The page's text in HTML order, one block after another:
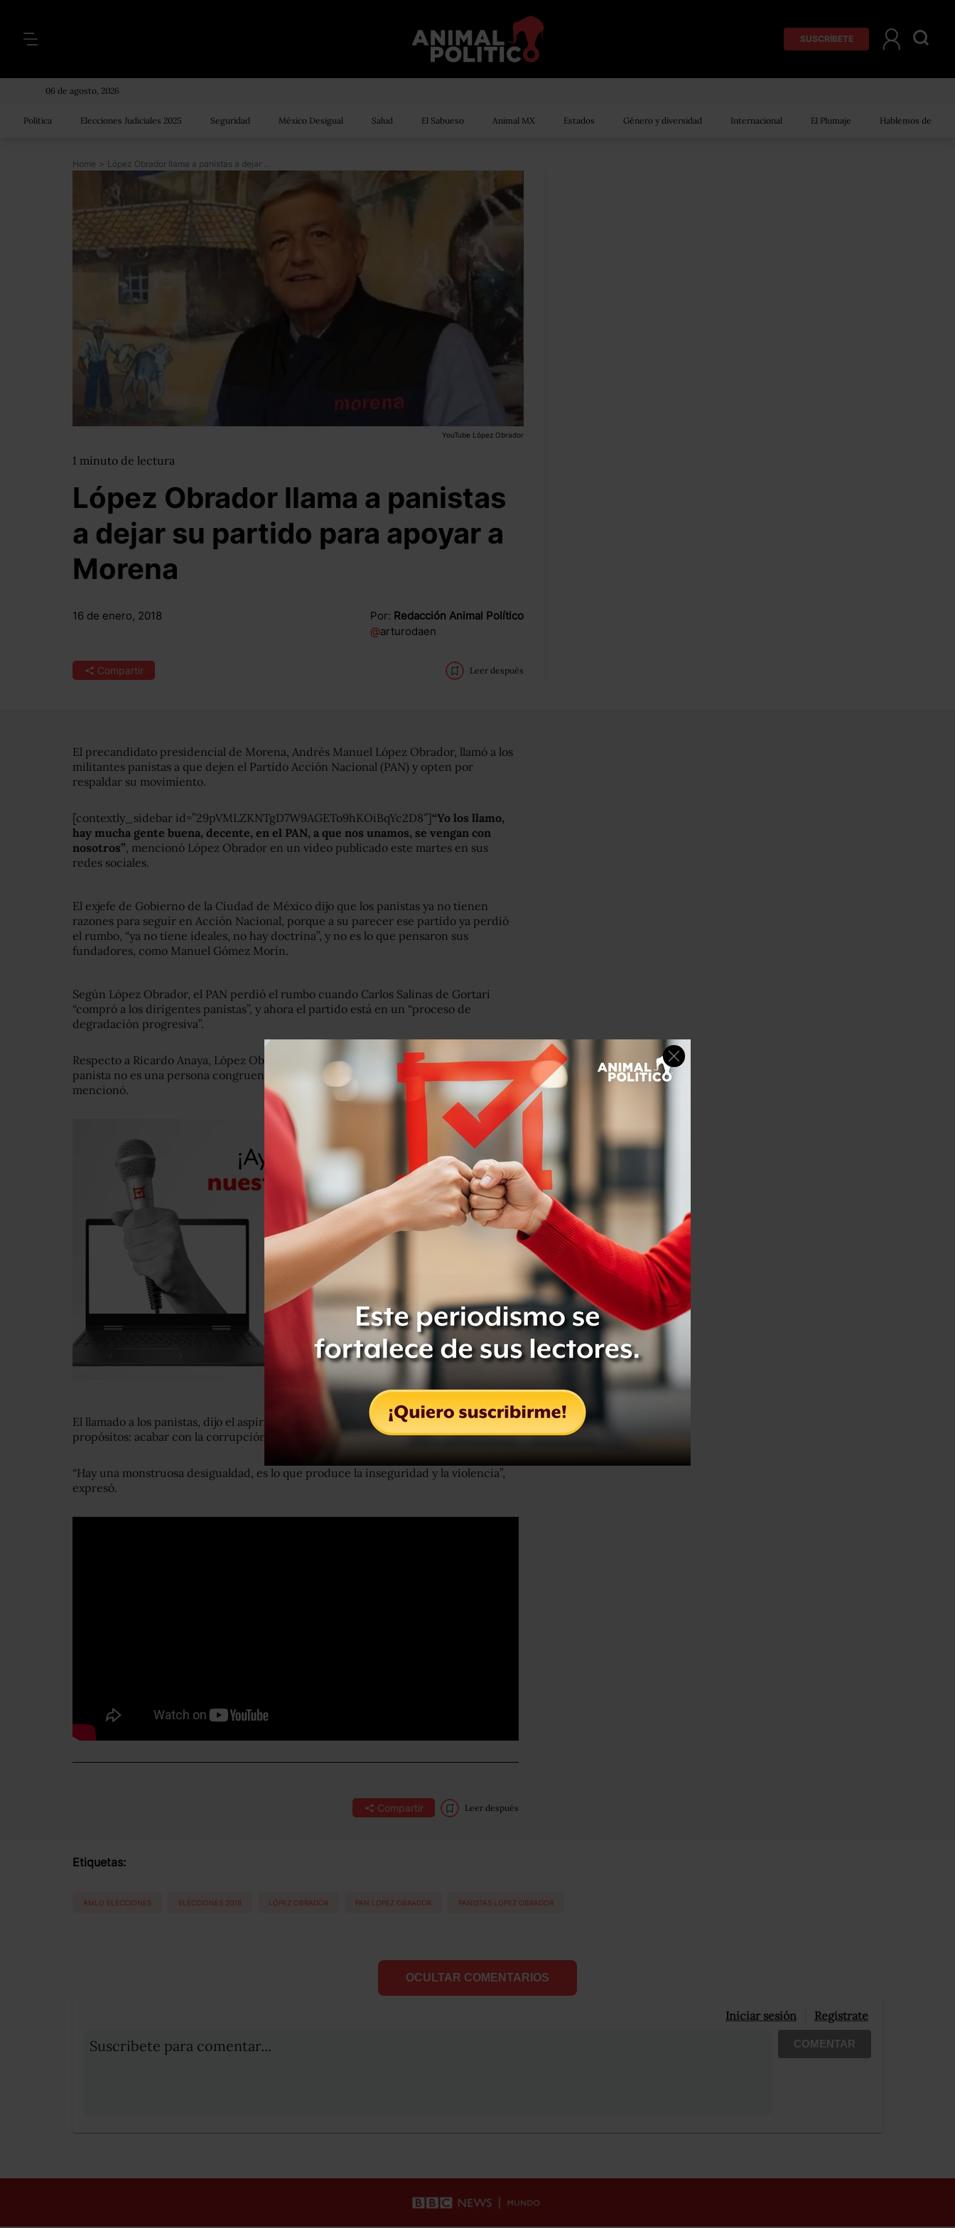
SUSCRÍBETE
06 de agosto, 2026
Política Elecciones Judiciales 2025 Seguridad México Desigual Salud El Sabueso Animal MX Estados Género y diversidad Internacional El Plumaje Hablemos de
Home > López Obrador llama a panistas a dejar su partido para apoyar a Morena
YouTube López Obrador
1 minuto de lectura
López Obrador llama a panistas
a dejar su partido para apoyar a
Morena
16 de enero, 2018 Por: Redacción Animal Político
@arturodaen
Compartir Leer después
El precandidato presidencial de Morena, Andrés Manuel López Obrador, llamó a los
militantes panistas a que dejen el Partido Acción Nacional (PAN) y opten por
respaldar su movimiento.
[contextly_sidebar id=”29pVMLZKNTgD7W9AGETo9hKOiBqYc2D8″]“Yo los llamo,
hay mucha gente buena, decente, en el PAN, a que nos unamos, se vengan con
nosotros”, mencionó López Obrador en un video publicado este martes en sus
redes sociales.
El exjefe de Gobierno de la Ciudad de México dijo que los panistas ya no tienen
razones para seguir en Acción Nacional, porque a su parecer ese partido ya perdió
el rumbo, “ya no tiene ideales, no hay doctrina”, y no es lo que pensaron sus
fundadores, como Manuel Gómez Morín.
Según López Obrador, el PAN perdió el rumbo cuando Carlos Salinas de Gortari
“compró a los dirigentes panistas”, y ahora el partido está en un “proceso de
degradación progresiva”.
Respecto a Ricardo Anaya, López Obrador dijo que el precandidato presidencial
panista no es una persona congruente o con ideales. “No es una gente confiable”,
mencionó.
El llamado a los panistas, dijo el aspirante de Morena, es para cumplir con dos
propósitos: acabar con la corrupción, y detener el proceso de desigualdad.
“Hay una monstruosa desigualdad, es lo que produce la inseguridad y la violencia”,
expresó.
Compartir Leer después
Etiquetas:
AMLO ELECCIONES ELECCIONES 2018 LÓPEZ OBRADOR PAN LOPEZ OBRADOR PANISTAS LOPEZ OBRADOR
OCULTAR COMENTARIOS
Iniciar sesión Registrate
Suscribete para comentar... COMENTAR